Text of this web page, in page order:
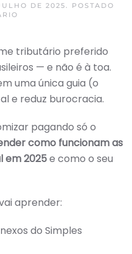
DE 2025
. POSTADO
COMO
FUNCIONAM
AS
TABELAS,
ALÍQUOTAS
E
O
DO
IMPOSTO
PARA
E
tributário preferido
— e não é à toa.
uma única guia (o
e reduz burocracia.
pagando só o
como funcionam as
em 2025e como o seu
aprender:
do Simples